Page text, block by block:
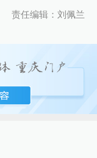
责任编辑：刘佩兰